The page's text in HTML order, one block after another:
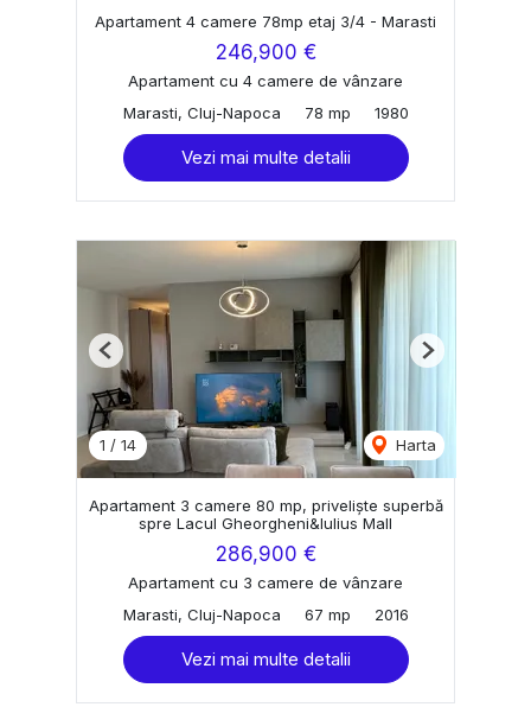
Apartament 4 camere 78mp etaj 3/4 - Marasti
246,900 €
Apartament cu 4 camere de vânzare
Marasti, Cluj-Napoca
78 mp 1980
Vezi mai multe detalii
1 / 14 Harta
Previous Next
Apartament 3 camere 80 mp, priveliște superbă
spre Lacul Gheorgheni&Iulius Mall
286,900 €
Apartament cu 3 camere de vânzare
Marasti, Cluj-Napoca
67 mp 2016
Vezi mai multe detalii